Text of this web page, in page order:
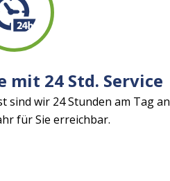
mit 24 Std. Service
sind wir 24 Stunden am Tag an
für Sie erreichbar.